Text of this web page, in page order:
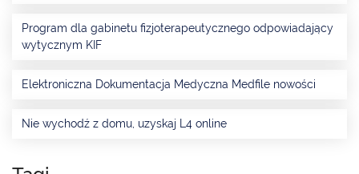
Program dla gabinetu fizjoterapeutycznego odpowiadający
wytycznym KIF
Elektroniczna Dokumentacja Medyczna Medfile nowości
Nie wychodź z domu, uzyskaj L4 online